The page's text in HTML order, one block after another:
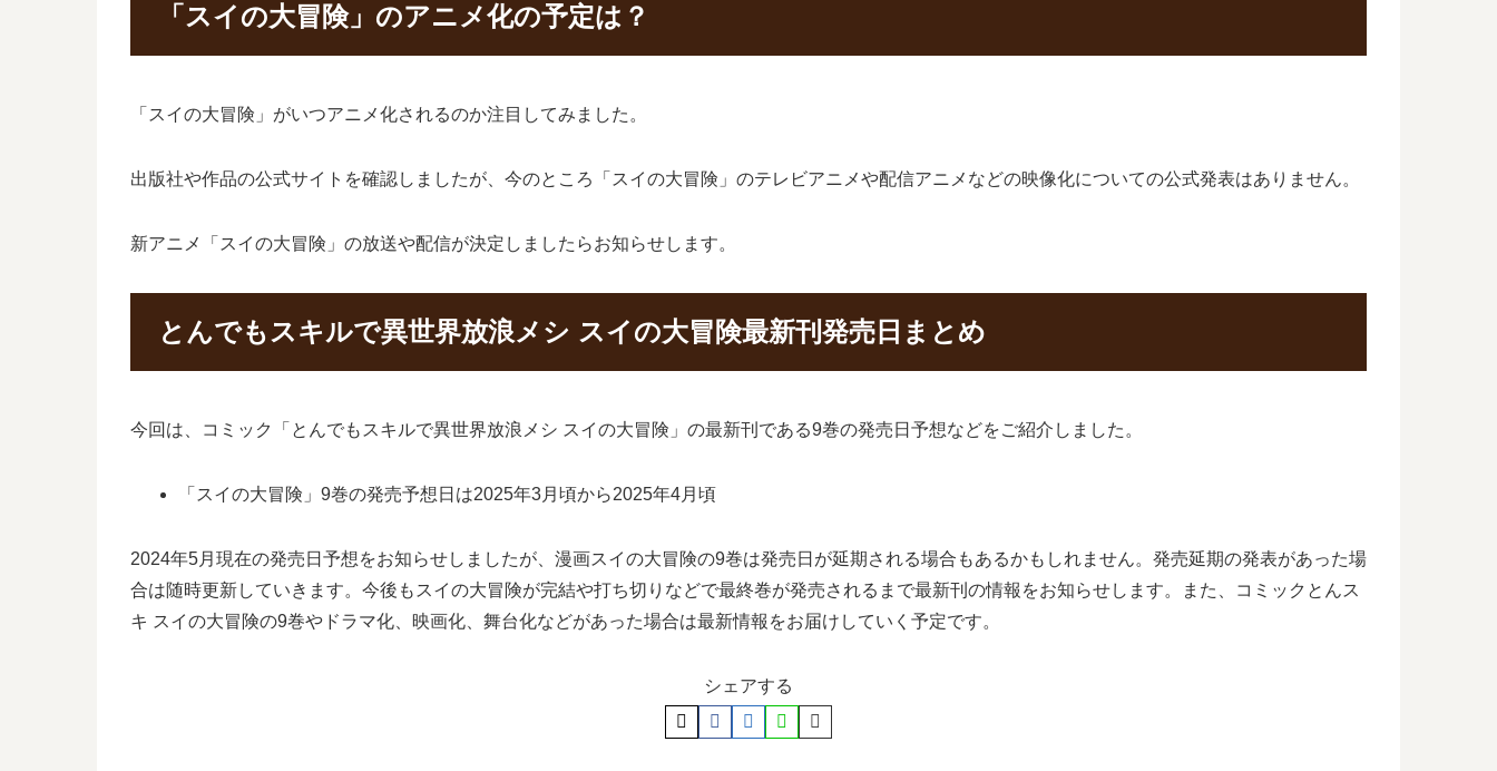
「スイの大冒険」のアニメ化の予定は？
「スイの大冒険」がいつアニメ化されるのか注目してみました。
出版社や作品の公式サイトを確認しましたが、今のところ「スイの大冒険」のテレビアニメや配信アニメなどの映像化についての公式発表はありません。
新アニメ「スイの大冒険」の放送や配信が決定しましたらお知らせします。
とんでもスキルで異世界放浪メシ スイの大冒険最新刊発売日まとめ
今回は、コミック「とんでもスキルで異世界放浪メシ スイの大冒険」の最新刊である9巻の発売日予想などをご紹介しました。
「スイの大冒険」9巻の発売予想日は2025年3月頃から2025年4月頃
2024年5月現在の発売日予想をお知らせしましたが、漫画スイの大冒険の9巻は発売日が延期される場合もあるかもしれません。発売延期の発表があった場
合は随時更新していきます。今後もスイの大冒険が完結や打ち切りなどで最終巻が発売されるまで最新刊の情報をお知らせします。また、コミックとんス
キ スイの大冒険の9巻やドラマ化、映画化、舞台化などがあった場合は最新情報をお届けしていく予定です。
シェアする